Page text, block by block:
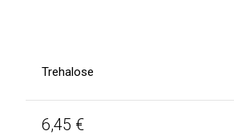
Trehalose
6,45 €